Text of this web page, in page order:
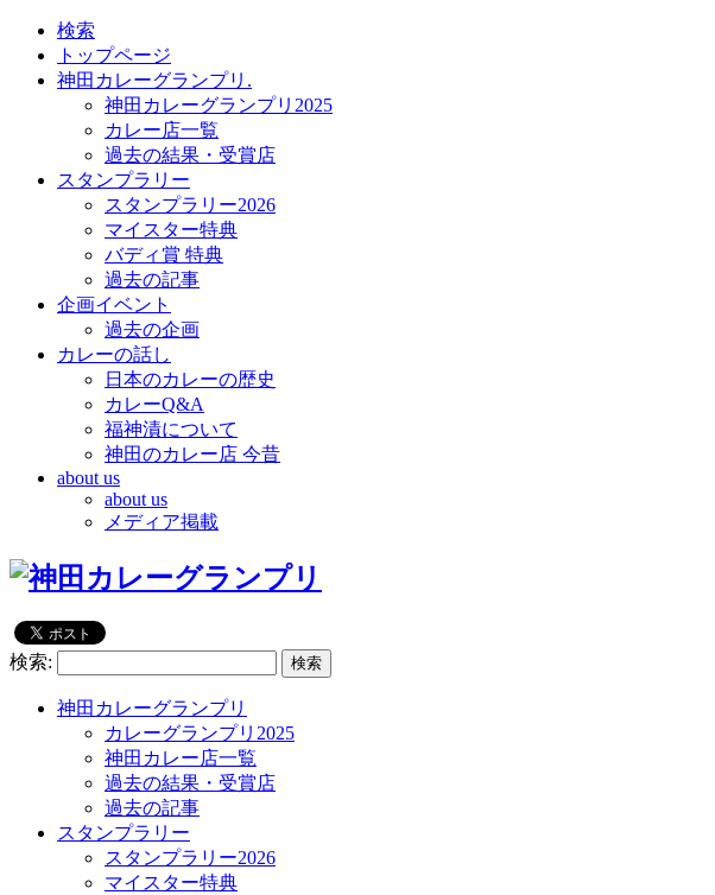
検索
トップページ
神田カレーグランプリ.
神田カレーグランプリ2025
カレー店一覧
過去の結果・受賞店
スタンプラリー
スタンプラリー2026
マイスター特典
バディ賞 特典
過去の記事
企画イベント
過去の企画
カレーの話し
日本のカレーの歴史
カレーQ&A
福神漬について
神田のカレー店 今昔
about us
about us
メディア掲載
検索:
神田カレーグランプリ
カレーグランプリ2025
神田カレー店一覧
過去の結果・受賞店
過去の記事
スタンプラリー
スタンプラリー2026
マイスター特典